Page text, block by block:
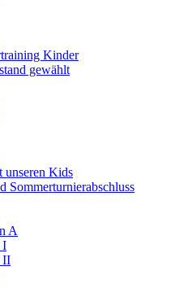
Kinder
gewählt
unseren Kids
Sommerturnierabschluss
A
I
II